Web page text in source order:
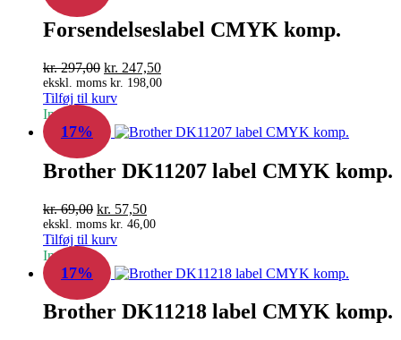
Forsendelseslabel CMYK komp.
kr.297,00 Den
oprindelige
pris
var:
kr. 297,00.
kr. 247,50Den
aktuelle
kr. 247,50.
ekskl. moms kr. 198,00
Tilføj til kurv
In Stock
17%
Brother DK11207 label CMYK komp.
kr.69,00 Den
oprindelige
pris
var:
kr. 69,00.
kr. 57,50Den
aktuelle
kr. 57,50.
ekskl. moms kr. 46,00
Tilføj til kurv
In Stock
17%
Brother DK11218 label CMYK komp.